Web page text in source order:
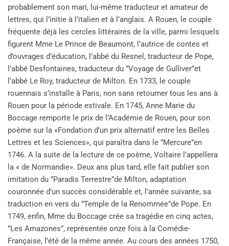
probablement son mari, lui-même traducteur et amateur de
lettres, qui l’initie à l’italien et à l’anglais. A Rouen, le couple
fréquente déjà les cercles littéraires de la ville, parmi lesquels
figurent Mme Le Prince de Beaumont, l’autrice de contes et
d’ouvrages d’éducation, l’abbé du Resnel, traducteur de Pope,
l’abbé Desfontaines, traducteur du ”Voyage de Gulliver”et
l’abbé Le Roy, traducteur de Milton. En 1733, le couple
rouennais s’installe à Paris, non sans retourner tous les ans à
Rouen pour la période estivale. En 1745, Anne Marie du
Boccage remporte le prix de l’Académie de Rouen, pour son
poème sur la «Fondation d’un prix alternatif entre les Belles
Lettres et les Sciences», qui paraîtra dans le ”Mercure”en
1746. A la suite de la lecture de ce poème, Voltaire l’appellera
la « de Normandie». Deux ans plus tard, elle fait publier son
imitation du ”Paradis Terrestre”de Milton, adaptation
couronnée d’un succès considérable et, l’année suivante, sa
traduction en vers du ”Temple de la Renommée”de Pope. En
1749, enfin, Mme du Boccage crée sa tragédie en cinq actes,
”Les Amazones”, représentée onze fois à la Comédie-
Française, l’été de la même année. Au cours des années 1750,